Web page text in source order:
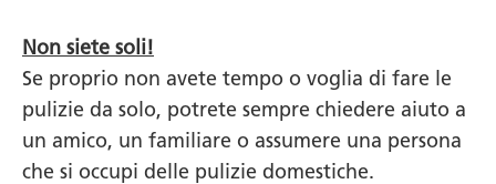
Non siete soli!
Se proprio non avete tempo o voglia di fare le
pulizie da solo, potrete sempre chiedere aiuto a
un amico, un familiare o assumere una persona
che si occupi delle pulizie domestiche.